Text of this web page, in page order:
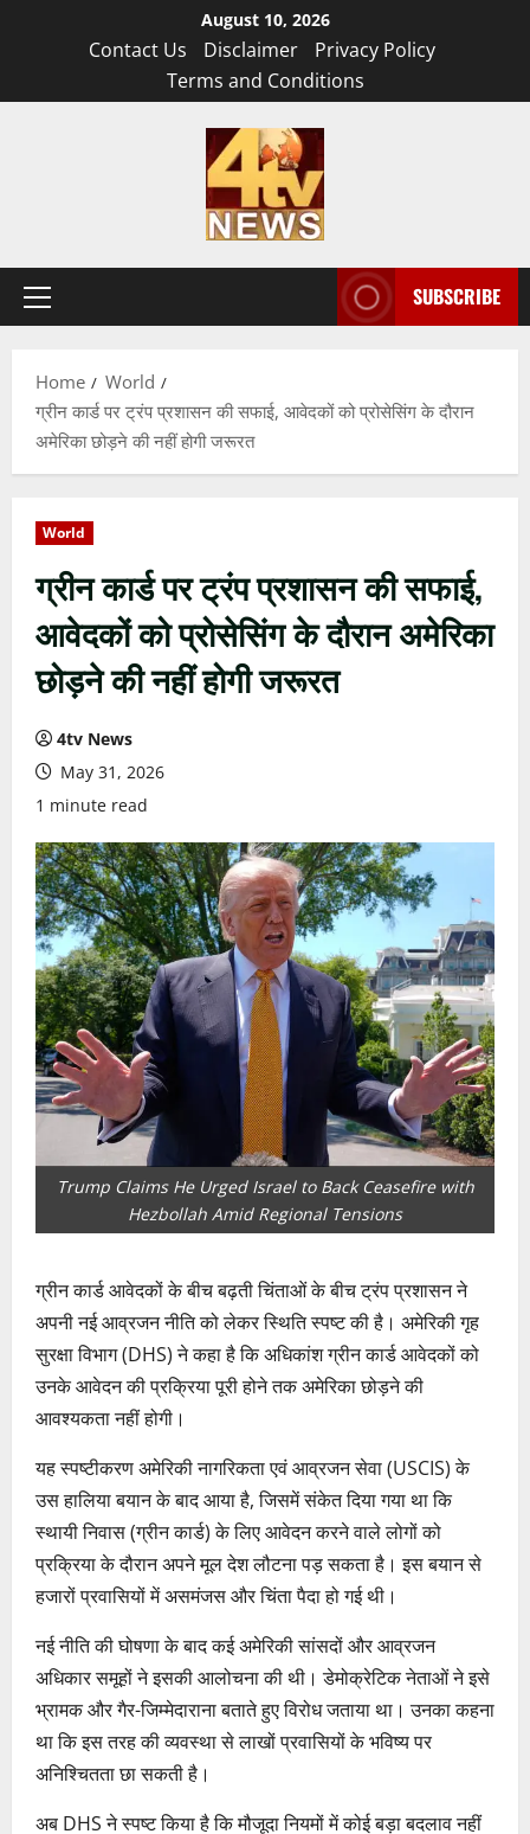
August 10, 2026
Contact Us Disclaimer
Privacy Policy
Terms and Conditions
Primary
SUBSCRIBE
Home
World
ग्रीन कार्ड पर ट्रंप प्रशासन की सफाई, आवेदकों को प्रोसेसिंग के दौरान
अमेरिका छोड़ने की नहीं होगी जरूरत
World
ग्रीन कार्ड पर ट्रंप प्रशासन की सफाई,
आवेदकों को प्रोसेसिंग के दौरान अमेरिका
छोड़ने की नहीं होगी जरूरत
4tv News
May 31, 2026
1 minute read
Trump Claims He Urged Israel to Back Ceasefire with
Hezbollah Amid Regional Tensions
ग्रीन कार्ड आवेदकों के बीच बढ़ती चिंताओं के बीच ट्रंप प्रशासन ने
अपनी नई आव्रजन नीति को लेकर स्थिति स्पष्ट की है। अमेरिकी गृह
सुरक्षा विभाग (DHS) ने कहा है कि अधिकांश ग्रीन कार्ड आवेदकों को
उनके आवेदन की प्रक्रिया पूरी होने तक अमेरिका छोड़ने की
आवश्यकता नहीं होगी।
यह स्पष्टीकरण अमेरिकी नागरिकता एवं आव्रजन सेवा (USCIS) के
उस हालिया बयान के बाद आया है, जिसमें संकेत दिया गया था कि
स्थायी निवास (ग्रीन कार्ड) के लिए आवेदन करने वाले लोगों को
प्रक्रिया के दौरान अपने मूल देश लौटना पड़ सकता है। इस बयान से
हजारों प्रवासियों में असमंजस और चिंता पैदा हो गई थी।
नई नीति की घोषणा के बाद कई अमेरिकी सांसदों और आव्रजन
अधिकार समूहों ने इसकी आलोचना की थी। डेमोक्रेटिक नेताओं ने इसे
भ्रामक और गैर-जिम्मेदाराना बताते हुए विरोध जताया था। उनका कहना
था कि इस तरह की व्यवस्था से लाखों प्रवासियों के भविष्य पर
अनिश्चितता छा सकती है।
अब DHS ने स्पष्ट किया है कि मौजूदा नियमों में कोई बड़ा बदलाव नहीं